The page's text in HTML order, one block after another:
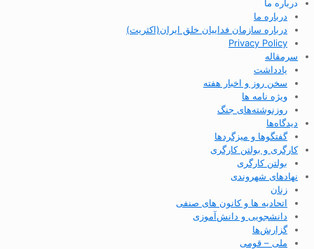
درباره ما
درباره ما
درباره سازمان فداییان خلق ایران(اکثریت)
Privacy Policy
سرمقاله
یادداشت
سخن روز و اخبار هفته
ویژه نامه ها
روزنوشته‌های جنگ
دیدگاه‌ها
گفتگوها و میزگردها
کارگری و بولتن کارگری
بولتن کارگری
نهادهای شهروندی
زنان
اتحادیه ها و کانون های صنفی
دانشجویی و دانش‌آموزی
گزارش‌ها
ملی – قومی